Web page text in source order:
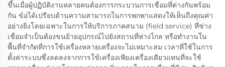
ขึ้นเมื่อผู้ปฏิบัติงานหลายคนต้องการกระบวนการเชื่อมที่ต่างกันพร้อม
กัน ข้อได้เปรียบด้านความสามารถในการพกพาแสดงให้เห็นถึงคุณค่า
อย่างยิ่งโดยเฉพาะในการให้บริการภาคสนาม (field service) ที่ช่าง
เชื่อมจำเป็นต้องขนย้ายอุปกรณ์ไปยังสถานที่ห่างไกล หรือทำงานใน
พื้นที่จำกัดที่การใช้เครื่องหลายเครื่องจะไม่เหมาะสม เวลาที่ใช้ในการ
ตั้งค่าระบบซึ่งลดลงจากการใช้เครื่องเพียงเครื่องเดียวแทนที่จะใช้